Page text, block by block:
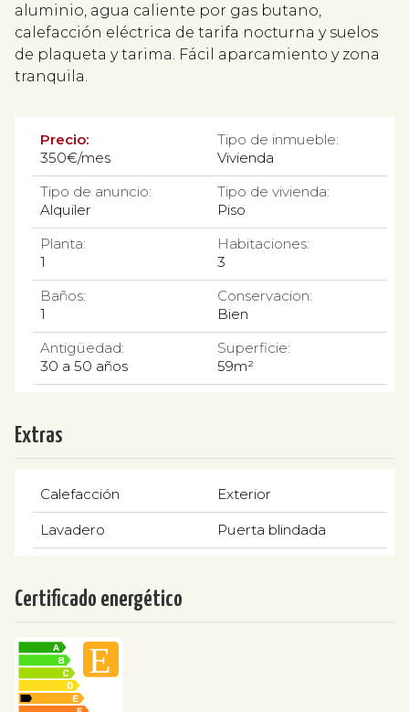
aluminio, agua caliente por gas butano,
calefacción eléctrica de tarifa nocturna y suelos
de plaqueta y tarima. Fácil aparcamiento y zona
tranquila.
Precio:
350€/mes
Tipo de inmueble:
Vivienda
Tipo de anuncio:
Alquiler
Tipo de vivienda:
Piso
Planta:
1
Habitaciones:
3
Baños:
1
Conservacion:
Bien
Antigüedad:
30 a 50 años
Superficie:
59m²
Extras
Calefacción Exterior
Lavadero Puerta blindada
Certificado energético